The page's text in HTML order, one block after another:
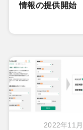
情報の提供開始
2022年11